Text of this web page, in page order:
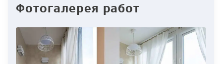
Фотогалерея работ